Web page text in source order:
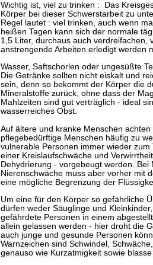
Wichtig ist, viel zu trinken : Das
Körper bei dieser Schwerstarbeit zu
Regel lautet : viel trinken, auch wenn
heißen Tagen kann sich der normale
1,5 Liter, durchaus auch verdreifachen,
anstrengende Arbeiten erledigt werden
Wasser, Saftschorlen oder ungesüßte
Die Getränke sollten nicht eiskalt und
sein, denn so bekommt der Körper die
Mineralstoffe zurück, ohne dass der
Mahlzeiten sind gut verträglich - ideal
wasserreiches Obst.
Auf ältere und kranke Menschen
pflegebedürftige Menschen häufig zu
vulnerable Personen immer wieder
einer Kreislaufschwäche und
Dehydrierung - vorgebeugt werden.
Nierenschwäche muss aber vorher mit
eine mögliche Begrenzung der
Um eine für den Körper so gefährliche
dürfen weder Säuglinge und
gefährdete Personen in einem
allein gelassen werden - hier droht die
auch junge und gesunde Personen
Warnzeichen sind Schwindel,
genauso wie Kurzatmigkeit sowie